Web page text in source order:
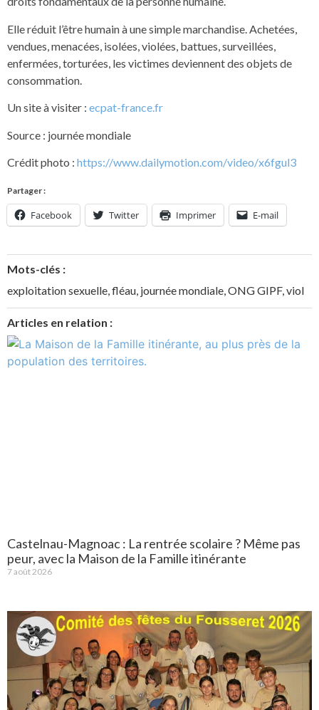
Elle réduit l’être humain à une simple marchandise. Achetées,
vendues, menacées, isolées, violées, battues, surveillées,
enfermées, torturées, les victimes deviennent des objets de
consommation.
Un site à visiter : ecpat-france.fr
Source : journée mondiale
Crédit photo : https://www.dailymotion.com/video/x6fgul3
Partager :
Facebook Twitter Imprimer E-mail
Mots-clés :
exploitation sexuelle,fléau, journée mondiale,ONG GIPF,viol
Articles en relation :
Castelnau-Magnoac : La rentrée scolaire ? Même pas
peur, avec la Maison de la Famille itinérante
7 août 2026